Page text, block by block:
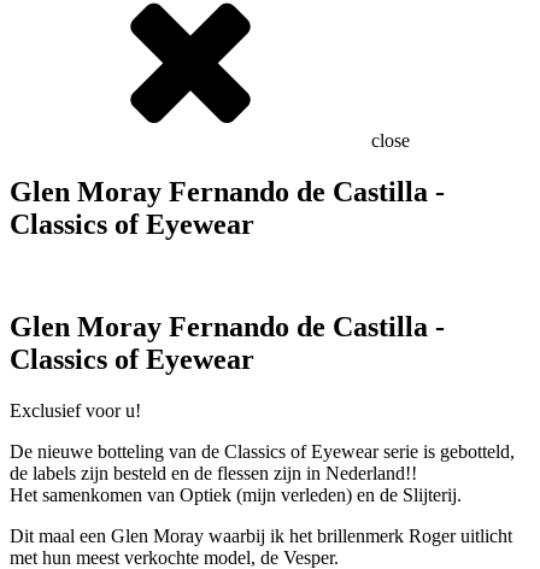
close
Glen Moray Fernando de Castilla -
Classics of Eyewear
Glen Moray Fernando de Castilla -
Classics of Eyewear
Exclusief voor u!
De nieuwe botteling van de Classics of Eyewear serie is gebotteld,
de labels zijn besteld en de flessen zijn in Nederland!!
Het samenkomen van Optiek (mijn verleden) en de Slijterij.
Dit maal een Glen Moray waarbij ik het brillenmerk Roger uitlicht
met hun meest verkochte model, de Vesper.